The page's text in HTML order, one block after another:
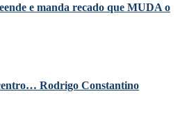
e manda recado que MUDA o
Rodrigo Constantino